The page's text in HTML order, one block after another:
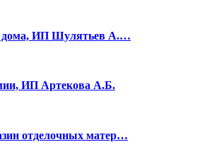
дома, ИП Шулятьев А.…
ИП Артекова А.Б.
отделочных матер…